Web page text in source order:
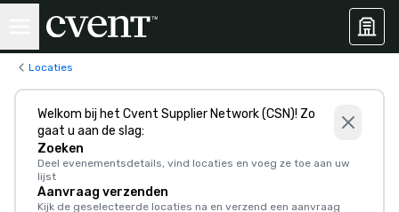
Locaties
Welkom bij het Cvent Supplier Network (CSN)! Zo
gaat u aan de slag:
Zoeken
Deel evenementsdetails, vind locaties en voeg ze toe aan uw
lijst
Aanvraag verzenden
Kijk de geselecteerde locaties na en verzend een aanvraag